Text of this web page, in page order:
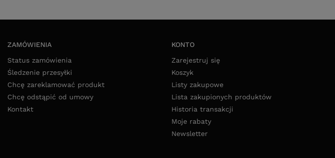
ZAMÓWIENIA
Status zamówienia
Śledzenie przesyłki
Chcę zareklamować produkt
Chcę odstąpić od umowy
Kontakt
KONTO
Zarejestruj się
Koszyk
Listy zakupowe
Lista zakupionych produktów
Historia transakcji
Moje rabaty
Newsletter